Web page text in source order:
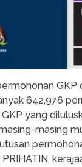
GKP
642,976
yang
masing